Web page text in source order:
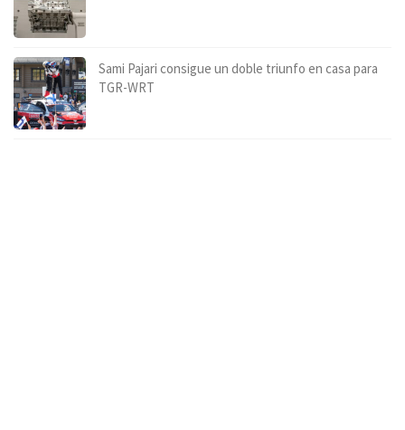
Sami Pajari consigue un doble triunfo en casa para
TGR-WRT